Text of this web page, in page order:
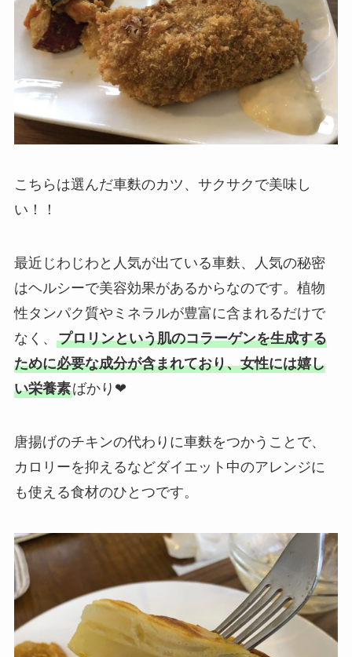
こちらは選んだ車麩のカツ、サクサクで美味し
い！！
最近じわじわと人気が出ている車麩、人気の秘密
はヘルシーで美容効果があるからなのです。植物
性タンパク質やミネラルが豊富に含まれるだけで
なく、 プロリンという肌のコラーゲンを生成する
ために必要な成分が含まれており、女性には嬉し
い栄養素ばかり❤︎
唐揚げのチキンの代わりに車麩をつかうことで、
カロリーを抑えるなどダイエット中のアレンジに
も使える食材のひとつです。